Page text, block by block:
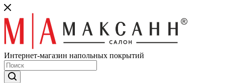
Интернет-магазин напольных покрытий